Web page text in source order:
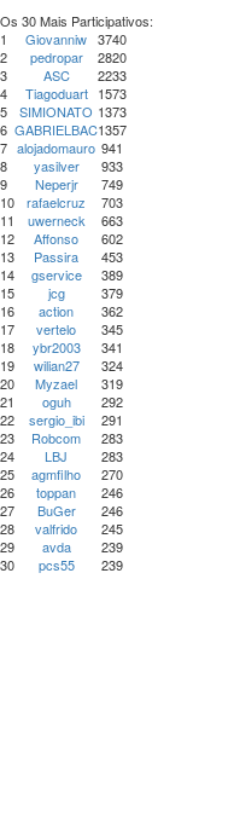
Os 30 Mais Participativos:
1
Giovanniw 3740
2
pedropar
2820
3
ASC
2233
4
Tiagoduart 1573
5
SIMIONATO 1373
6 GABRIELBAC1357
7 alojadomauro 941
8
yasilver
933
9
Neperjr
749
10
rafaelcruz
703
11
uwerneck
663
12
Affonso
602
13
Passira
453
14
gservice
389
15
jcg
379
16
action
362
17
vertelo
345
18
ybr2003
341
19
wilian27
324
20
Myzael
319
21
oguh
292
22
sergio_ibi
291
23
Robcom
283
24
LBJ
283
25
agmfilho
270
26
toppan
246
27
BuGer
246
28
valfrido
245
29
avda
239
30
pcs55 239